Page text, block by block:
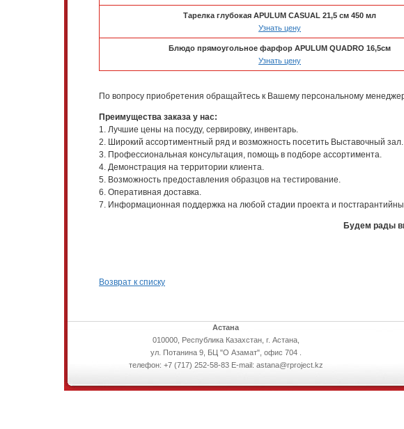
Тарелка глубокая APULUM CASUAL 21,5 см 450 мл
Узнать цену
Блюдо прямоугольное фарфор APULUM QUADRO 16,5см
Узнать цену
По вопросу приобретения обращайтесь к Вашему персональному
Преимущества заказа у нас:
1. Лучшие цены на посуду, сервировку, инвентарь.
2. Широкий ассортиментный ряд и возможность посетить Выставочный зал.
3. Профессиональная консультация, помощь в подборе ассортимента.
4. Демонстрация на территории клиента.
5. Возможность предоставления образцов на тестирование.
6. Оперативная доставка.
7. Информационная поддержка на любой стадии проекта и
Будем рады
Возврат к списку
Астана
010000, Республика Казахстан, г. Астана,
ул. Потанина 9, БЦ "О Азамат", офис 704 .
телефон: +7 (717) 252-58-83 E-mail: astana@rproject.kz